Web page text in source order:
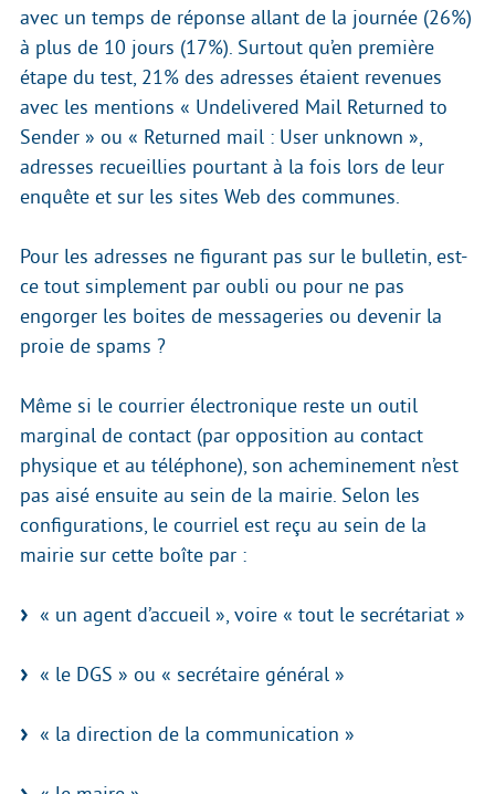
avec un temps de réponse allant de la journée (26%)
à plus de 10 jours (17%). Surtout qu’en première
étape du test, 21% des adresses étaient revenues
avec les mentions « Undelivered Mail Returned to
Sender » ou « Returned mail : User unknown »,
adresses recueillies pourtant à la fois lors de leur
enquête et sur les sites Web des communes.
Pour les adresses ne figurant pas sur le bulletin, est-
ce tout simplement par oubli ou pour ne pas
engorger les boites de messageries ou devenir la
proie de spams ?
Même si le courrier électronique reste un outil
marginal de contact (par opposition au contact
physique et au téléphone), son acheminement n’est
pas aisé ensuite au sein de la mairie. Selon les
configurations, le courriel est reçu au sein de la
mairie sur cette boîte par :
« un agent d’accueil », voire « tout le secrétariat »
« le DGS » ou « secrétaire général »
« la direction de la communication »